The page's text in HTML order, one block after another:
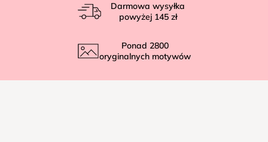
Darmowa wysyłka
powyżej 145 zł
Ponad 2800
oryginalnych motywów